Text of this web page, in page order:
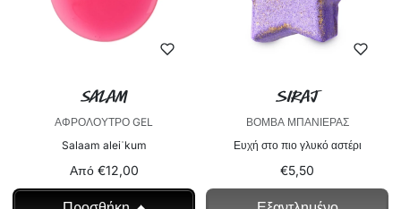
Salam
ΑΦΡΌΛΟΥΤΡΟ GEL
Salaam aleiˈkum
Από €12,00
Siraj
ΒΌΜΒΑ ΜΠΑΝΙΈΡΑΣ
Ευχή στο πιο γλυκό αστέρι
€5,50